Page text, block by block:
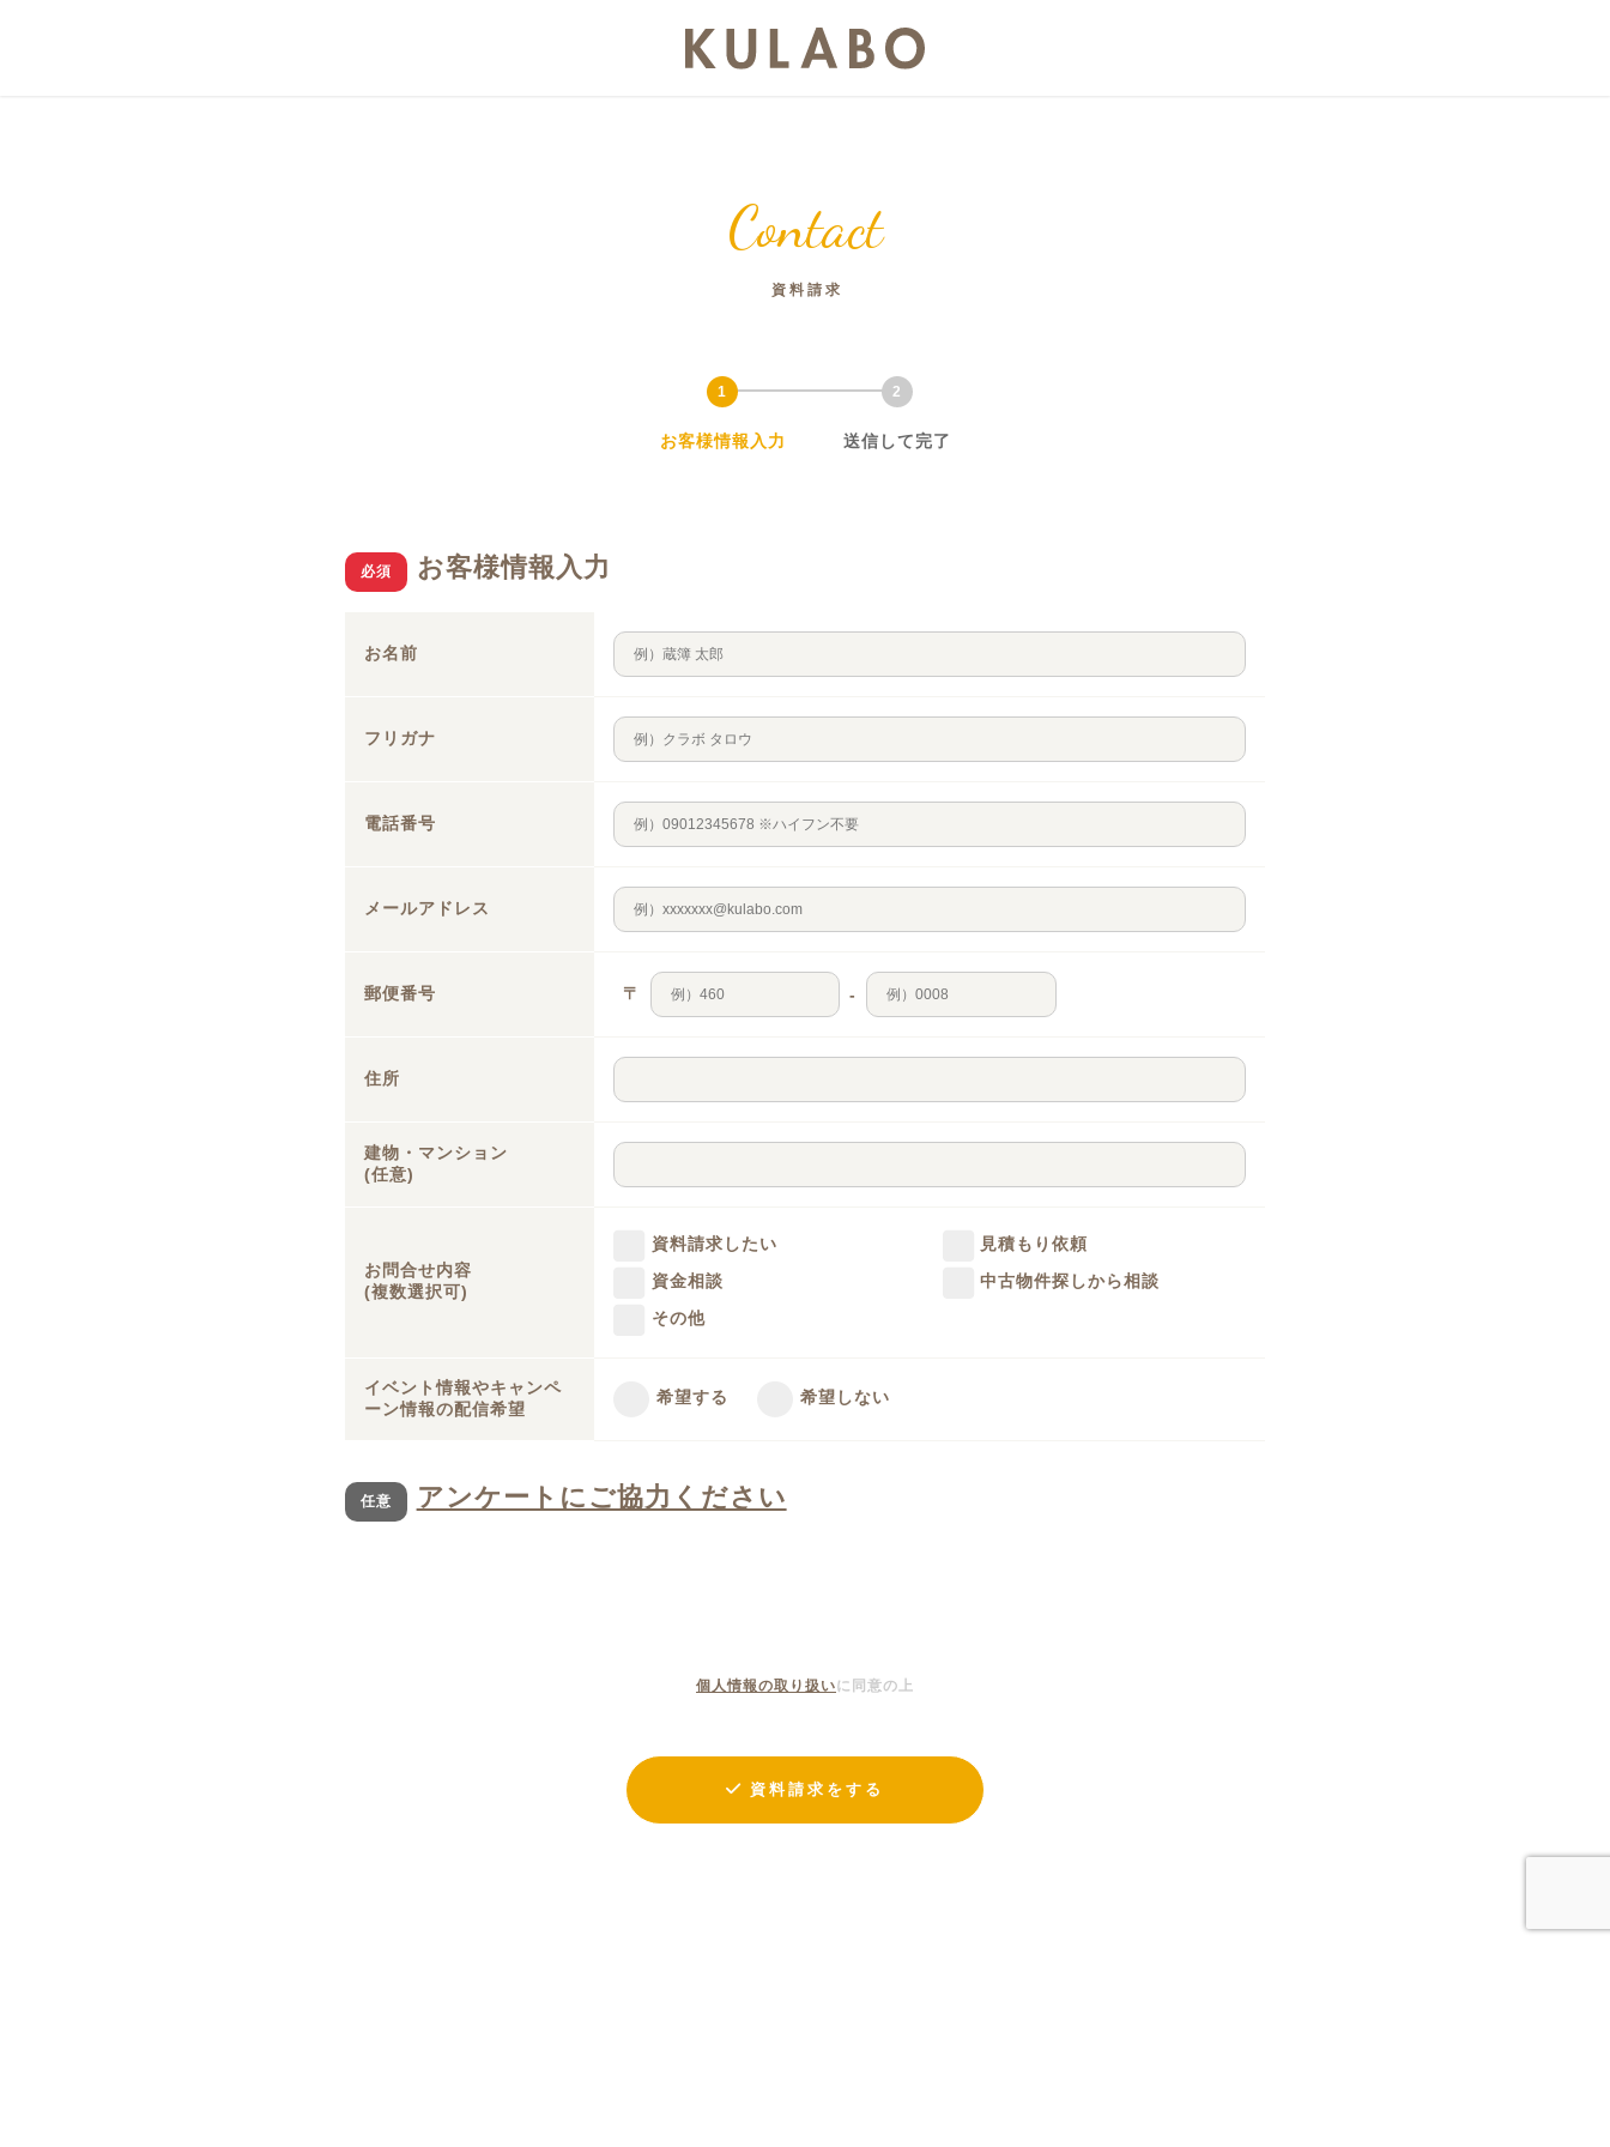
Contact
資料請求
お客様情報入力 送信して完了
必須 お客様情報入力
お名前
フリガナ
電話番号
メールアドレス
郵便番号 〒 -
住所
建物・マンション
(任意)
お問合せ内容
(複数選択可)
資料請求したい
見積もり依頼
資金相談
中古物件探しから相談
その他
イベント情報やキャンペ
ーン情報の配信希望
希望する 希望しない
任意 アンケートにご協力ください
個人情報の取り扱いに同意の上
資料請求をする